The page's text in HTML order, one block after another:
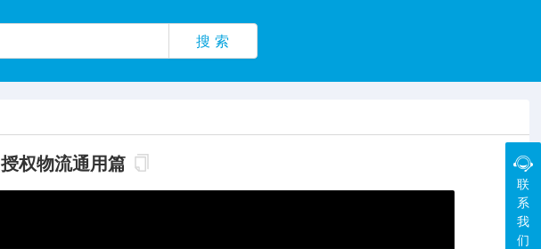
搜 索
授权物流通用篇
联
系
我
们